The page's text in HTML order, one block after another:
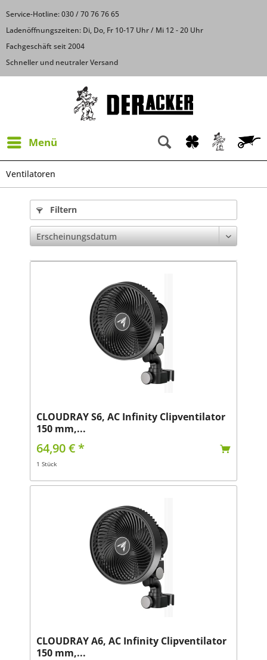
Service-Hotline: 030 / 70 76 76 65
Ladenöffnungszeiten: Di, Do, Fr 10-17 Uhr / Mi 12 - 20 Uhr
Fachgeschäft seit 2004
Schneller und neutraler Versand
Menü
Ventilatoren
Filtern
CLOUDRAY S6, AC Infinity Clipventilator
150 mm,...
64,90 € *
1 Stück
CLOUDRAY A6, AC Infinity Clipventilator
150 mm,...